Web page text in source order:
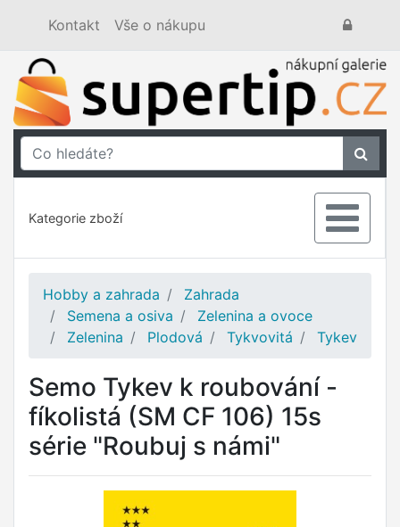
Kontakt Vše o nákupu
Kategorie zboží
Hobby a zahrada
Zahrada
Semena a osiva
Zelenina a ovoce
Zelenina
Plodová Tykvovitá Tykev
Semo Tykev k roubování -
fíkolistá (SM CF 106) 15s
série "Roubuj s námi"